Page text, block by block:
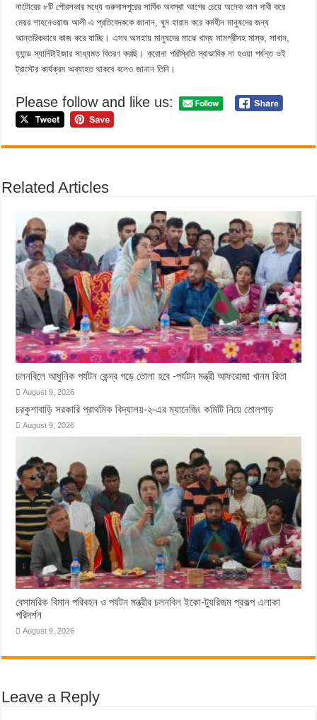
নাটোরের ৮টি পৌরসভার মধ্যে গুরুদাসপুরের সার্বিক অবস্থা আগের চেয়ে অনেক ভাল দাবী করে
মেয়র শাহনেওয়াজ আলী এ প্রতিবেদককে জানান, ঘুম হারাম করে কর্মহীন মানুষদের জন্য
আন্তরিকভাবে কাজ করে যাচ্ছি। এসব অসহায় মানুষদের মাঝে খাদ্য সামগ্রীসহ মাস্ক, সাবান,
হ্যান্ড স্যানিটাইজার সাধ্যমত বিতরণ করছি। করোনা পরিস্থিতি স্বাভাবিক না হওয়া পর্যন্ত ওই
ট্রাস্টের কার্যক্রম অব্যাহত থাকবে বলেও জানান তিনি।
Please follow and like us:
Related Articles
চলনবিলে আধুনিক পর্যটন কেন্দ্র গড়ে তোলা হবে -পর্যটন মন্ত্রী আফরোজা খানম রিতা
August 9, 2026
চরকুশাবাড়ি সরকারি প্রাথমিক বিদ্যালয়-২-এর ম্যানেজিং কমিটি নিয়ে তোলপাড়
August 9, 2026
বেসামরিক বিমান পরিবহন ও পর্যটন মন্ত্রীর চলনবিল ইকো-ট্যুরিজম প্রকল্প এলাকা
পরিদর্শন
August 9, 2026
Leave a Reply